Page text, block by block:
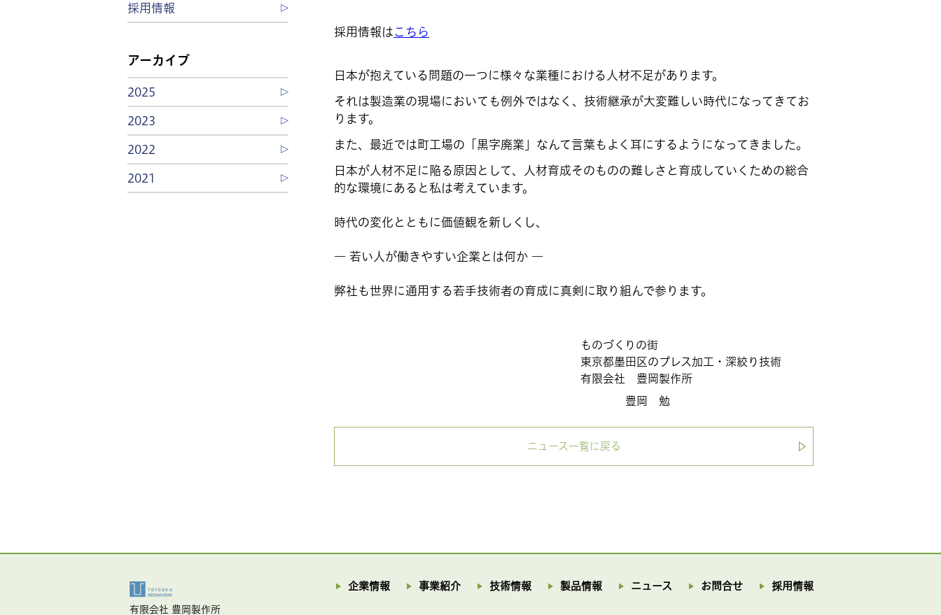
採用情報は こちら
日本が抱えている問題の一つに様々な業種における人材不足があります。
それは製造業の現場においても例外ではなく、技術継承が大変難しい時代になってきてお
ります。
また、最近では町工場の「黒字廃業」なんて言葉もよく耳にするようになってきました。
日本が人材不足に陥る原因として、人材育成そのものの難しさと育成していくための総合
的な環境にあると私は考えています。
時代の変化とともに価値観を新しくし、
― 若い人が働きやすい企業とは何か ―
弊社も世界に通用する若手技術者の育成に真剣に取り組んで参ります。
ものづくりの街
東京都墨田区のプレス加工・深絞り技術
有限会社 豊岡製作所
豊岡 勉
ニュース一覧に戻る
採用情報
アーカイブ
2025
2023
2022
2021
有限会社 豊岡製作所
企業情報 事業紹介 技術情報 製品情報 ニュース お問合せ 採用情報